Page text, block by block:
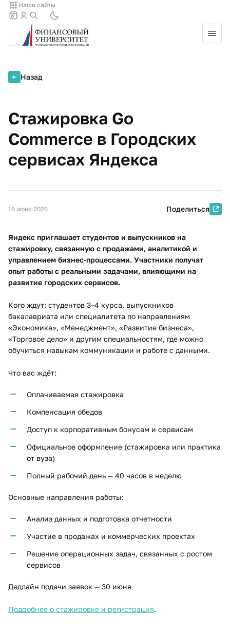
Наши сайты
Назад
Стажировка Go
Commerce в Городских
сервисах Яндекса
16 июня 2026 Поделиться
Яндекс приглашает студентов и выпускников на
стажировку, связанную с продажами, аналитикой и
управлением бизнес-процессами. Участники получат
опыт работы с реальными задачами, влияющими на
развитие городских сервисов.
Кого ждут: студентов 3–4 курса, выпускников
бакалавриата или специалитета по направлениям
«Экономика», «Менеджмент», «Развитие бизнеса»,
«Торговое дело» и другим специальностям, где можно
обучиться навыкам коммуникации и работе с данными.
Что вас ждёт:
Оплачиваемая стажировка
Компенсация обедов
Доступ к корпоративным бонусам и сервисам
Официальное оформление (стажировка или практика
от вуза)
Полный рабочий день — 40 часов в неделю
Основные направления работы:
Анализ данных и подготовка отчетности
Участие в продажах и коммерческих проектах
Решение операционных задач, связанных с ростом
сервисов
Дедлайн подачи заявок — 30 июня
Подробнее о стажировке и регистрация.